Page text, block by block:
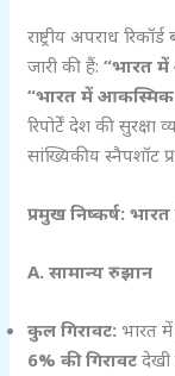
राष्ट्रीय अपराध
जारी की हैं:“भारत
“भारत में आकस्मिक
रिपोर्टें देश की
सांख्यिकीय स्नैपशॉट
प्रमुख निष्कर्ष:
A.सामान्य रुझान
कुल गिरावट: भारत
6%की गिरावट